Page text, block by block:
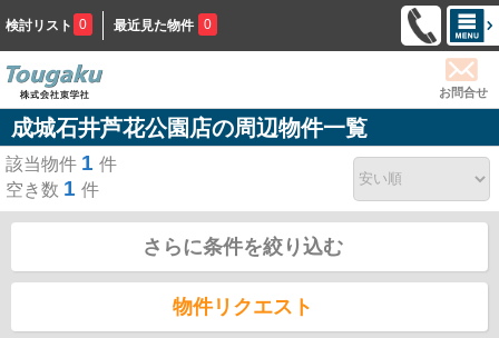
検討リスト 0 最近見た物件 0
お問合せ
成城石井芦花公園店の周辺物件一覧
該当物件 1 件
空き数 1 件
さらに条件を絞り込む
物件リクエスト